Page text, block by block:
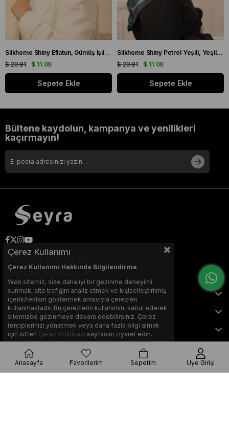
Silkhome Shiny Eflatun, Gümüş Işıltılı Eşarp IST 75002 - 23
$ 11.08
$ 20.81
Sepete Ekle
Silkhome Shiny Petrol Yeşili, Yeşil Işıltılı Eşarp IST 75002 - 07
$ 11.08
$ 20.81
Sepete Ekle
Bültene kaydolun, kampanya ve yenilikleri
kaçırmayın!
seyraltd@gmail.com
KURUMSAL
SAYFALAR
KATEGORİLER
Bu web sitesi, Nihat KILIÇARSLAN tarafından tasarlanmış ve optimize
Çerez Kullanımı
Çerez Kullanımı Hakkında Bilgilendirme
Web sitemiz, size daha iyi bir gezinme deneyimi
sunmak, site trafiğini analiz etmek ve kişiselleştirilmiş
içerik/reklam göstermek amacıyla çerezleri
kullanmaktadır. Bu çerezlerin kullanımını kabul ederek
sitemizde gezinmeye devam edebilirsiniz. Çerez
terciplerinizi yönetmek veya daha fazla bilgi almak
için lütfen Çerez Politikası sayfasını ziyaret edin.
Anasayfa Favorilerim Sepetim Üye Girişi